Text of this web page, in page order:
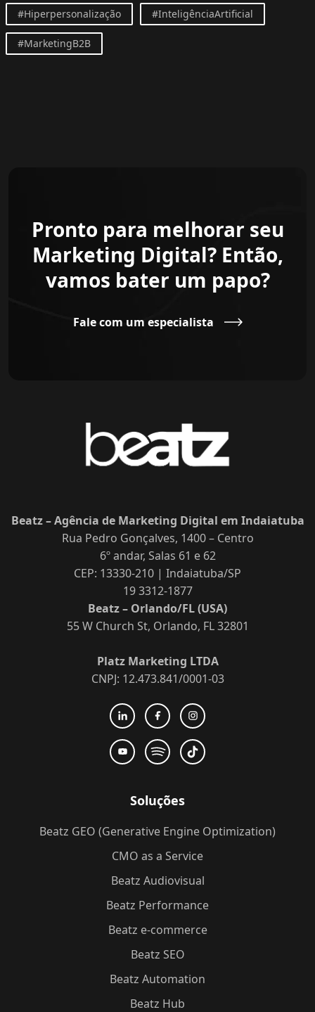
#Hiperpersonalização #InteligênciaArtificial
#MarketingB2B
Pronto para melhorar seu
Marketing Digital? Então,
vamos bater um papo?
Fale com um especialista
Beatz – Agência de Marketing Digital em Indaiatuba
Rua Pedro Gonçalves, 1400 – Centro
6º andar, Salas 61 e 62
CEP: 13330-210 | Indaiatuba/SP
19 3312-1877
Beatz – Orlando/FL (USA)
55 W Church St, Orlando, FL 32801
Platz Marketing LTDA
CNPJ: 12.473.841/0001-03
Soluções
Beatz GEO (Generative Engine Optimization)
CMO as a Service
Beatz Audiovisual
Beatz Performance
Beatz e-commerce
Beatz SEO
Beatz Automation
Beatz Hub